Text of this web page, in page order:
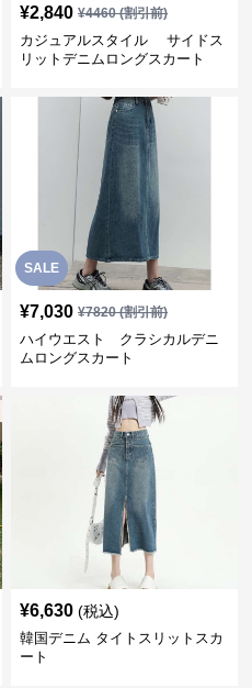
¥2,840 ¥4460(割引前)
カジュアルスタイル サイドス
リットデニムロングスカート
SALE
¥7,030 ¥7820(割引前)
ハイウエスト クラシカルデニ
ムロングスカート
¥6,630 (税込)
韓国デニム タイトスリットスカ
ート